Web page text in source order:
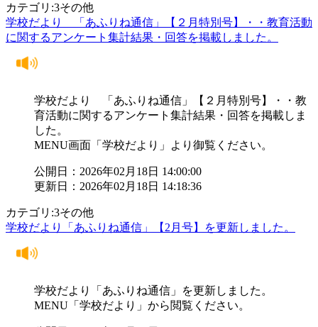
カテゴリ:3その他
学校だより 「あふりね通信」【２月特別号】・・教育活動
に関するアンケート集計結果・回答を掲載しました。
学校だより 「あふりね通信」【２月特別号】・・教
育活動に関するアンケート集計結果・回答を掲載しま
した。
MENU画面「学校だより」より御覧ください。
公開日：2026年02月18日 14:00:00
更新日：2026年02月18日 14:18:36
カテゴリ:3その他
学校だより「あふりね通信」【2月号】を更新しました。
学校だより「あふりね通信」を更新しました。
MENU「学校だより」から閲覧ください。